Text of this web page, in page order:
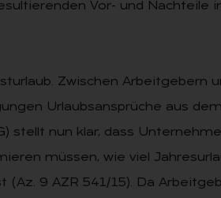
Vor- und Nachteile
Zwischen Arbeitgebern
Urlaubsansprüche aus
stellt nun klar, dass
müssen, wie viel
(Az. 9 AZR 541/15). Da